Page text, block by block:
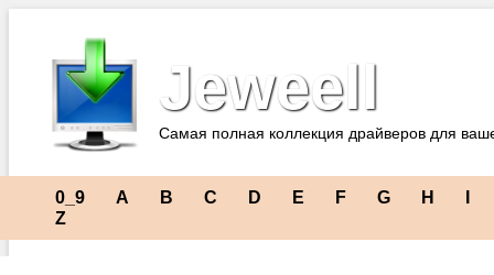
Jeweell
Самая полная коллекция драйверов для
0_9 A B C D E F G H
Z